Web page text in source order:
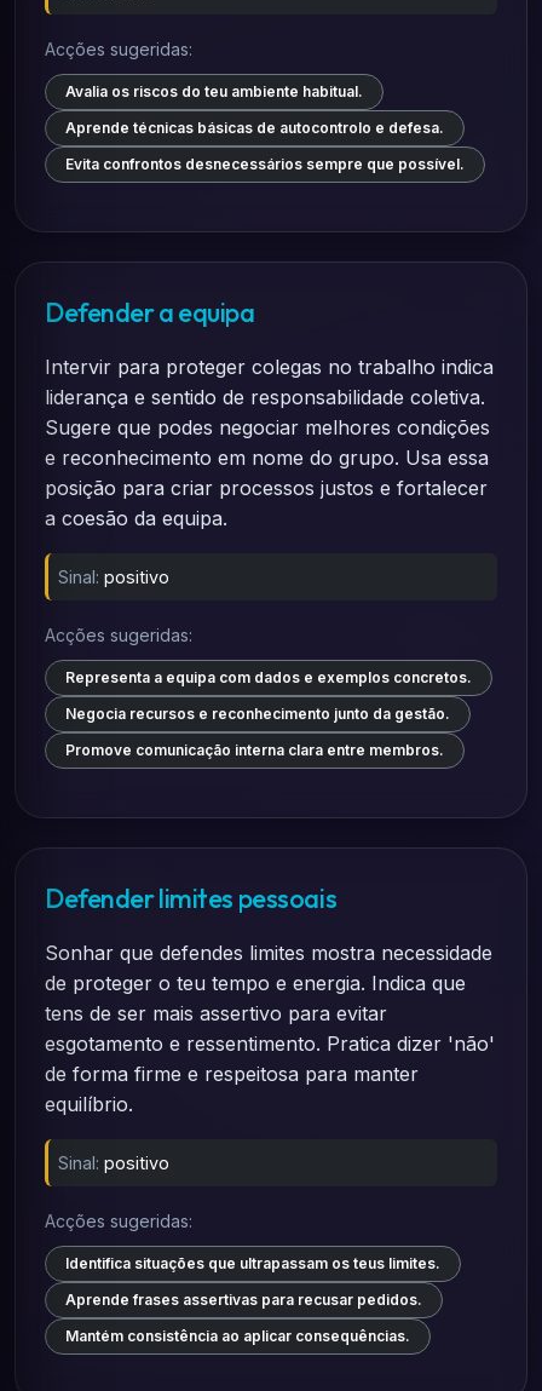
Acções sugeridas:
Avalia os riscos do teu ambiente habitual.
Aprende técnicas básicas de autocontrolo e defesa.
Evita confrontos desnecessários sempre que possível.
Defender a equipa
Intervir para proteger colegas no trabalho indica
liderança e sentido de responsabilidade coletiva.
Sugere que podes negociar melhores condições
e reconhecimento em nome do grupo. Usa essa
posição para criar processos justos e fortalecer
a coesão da equipa.
Sinal: positivo
Acções sugeridas:
Representa a equipa com dados e exemplos concretos.
Negocia recursos e reconhecimento junto da gestão.
Promove comunicação interna clara entre membros.
Defender limites pessoais
Sonhar que defendes limites mostra necessidade
de proteger o teu tempo e energia. Indica que
tens de ser mais assertivo para evitar
esgotamento e ressentimento. Pratica dizer 'não'
de forma firme e respeitosa para manter
equilíbrio.
Sinal: positivo
Acções sugeridas:
Identifica situações que ultrapassam os teus limites.
Aprende frases assertivas para recusar pedidos.
Mantém consistência ao aplicar consequências.